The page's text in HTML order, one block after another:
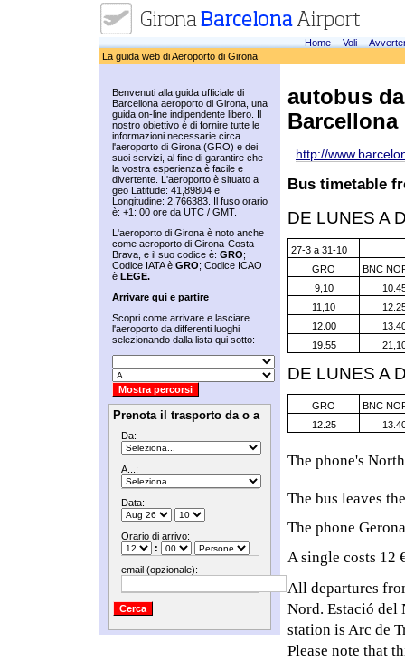
Home Voli
La guida web di Aeroporto di Girona
Benvenuti alla guida ufficiale di
Barcellona aeroporto di Girona, una
guida on-line indipendente libero. Il
nostro obiettivo è di fornire tutte le
informazioni necessarie circa
l'aeroporto di Girona (GRO) e dei
suoi servizi, al fine di garantire che
la vostra esperienza è facile e
divertente. L'aeroporto è situato a
geo Latitude: 41,89804 e
Longitudine: 2,766383. Il fuso orario
è: +1: 00 ore da UTC / GMT.
L'aeroporto di Girona è noto anche
come aeroporto di Girona-Costa
Brava, e il suo codice è: GRO;
Codice IATA è GRO; Codice ICAO
è LEGE.
Arrivare qui e partire
Scopri come arrivare e lasciare
l'aeroporto da differenti luoghi
selezionando dalla lista qui sotto:
Prenota il trasporto da o a
Da:
A...:
Data:
Orario di arrivo:
:
email (opzionale):
autobus
Barcellona
http://
Bus timetable
DE LUNES A
27-3 a 31-10
GRO
BNC
9,10
11,10
12.00
19.55
DE LUNES A
GRO
BNC
12.25
The phone's
The bus leaves
The phone
A single costs 12
All departures
Nord. Estació del
station is Arc de
Please note that